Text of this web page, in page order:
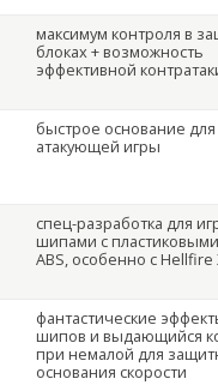
максимум контроля в
блоках + возможность
эффективной
быстрое основание для
атакующей игры
спец-разработка для
шипами с
ABS, особенно с Hellfire
фантастические
шипов и выдающийся
при немалой для
основания скорости